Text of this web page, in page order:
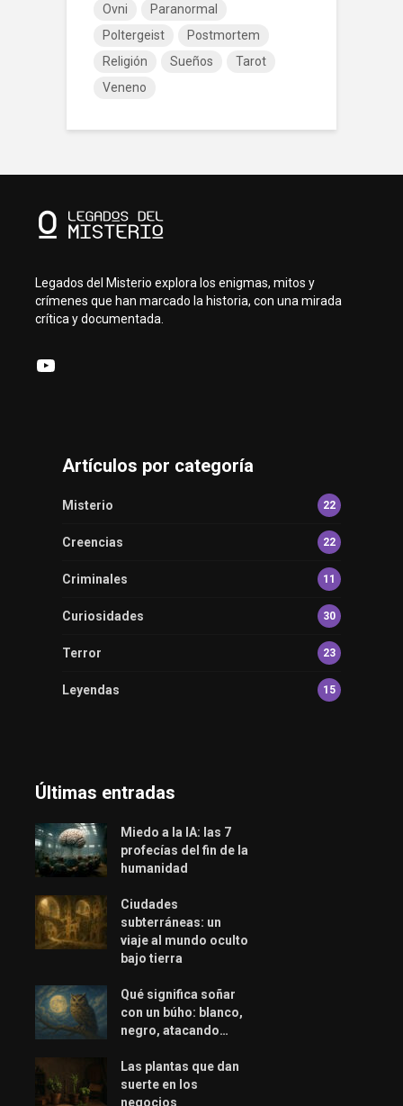
Ovni
Paranormal
Poltergeist
Postmortem
Religión
Sueños
Tarot
Veneno
Legados del Misterio explora los enigmas, mitos y
crímenes que han marcado la historia, con una mirada
crítica y documentada.
YouTube
Artículos por categoría
Misterio 22
Creencias 22
Criminales 11
Curiosidades 30
Terror 23
Leyendas 15
Últimas entradas
Miedo a la IA: las 7
profecías del fin de la
humanidad
Ciudades
subterráneas: un
viaje al mundo oculto
bajo tierra
Qué significa soñar
con un búho: blanco,
negro, atacando…
Las plantas que dan
suerte en los
negocios